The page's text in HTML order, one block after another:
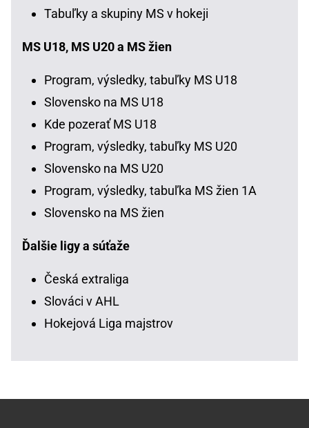
Tabuľky a skupiny MS v hokeji
MS U18, MS U20 a MS žien
Program, výsledky, tabuľky MS U18
Slovensko na MS U18
Kde pozerať MS U18
Program, výsledky, tabuľky MS U20
Slovensko na MS U20
Program, výsledky, tabuľka MS žien 1A
Slovensko na MS žien
Ďalšie ligy a súťaže
Česká extraliga
Slováci v AHL
Hokejová Liga majstrov